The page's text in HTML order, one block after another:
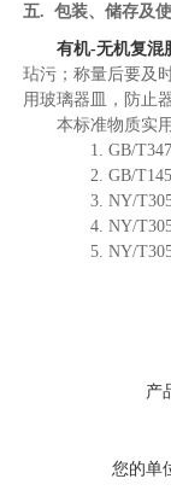
五. 包装、储存及
有机-无机复混
玷污； 称量后要及
用玻璃器皿，防止
本标准物质实
1. GB/
2. GB/
3. NY/
4. NY/
5. NY/
产
您的单